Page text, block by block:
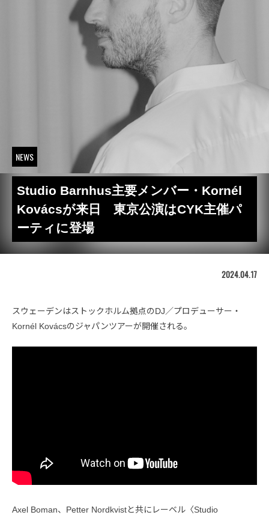
NEWS
Studio Barnhus主要メンバー・Kornél
Kovácsが来日 東京公演はCYK主催パ
ーティに登場
2024.04.17
スウェーデンはストックホルム拠点のDJ／プロデューサー・
Kornél Kovácsのジャパンツアーが開催される。
Axel Boman、Petter Nordkvistと共にレーベル〈Studio